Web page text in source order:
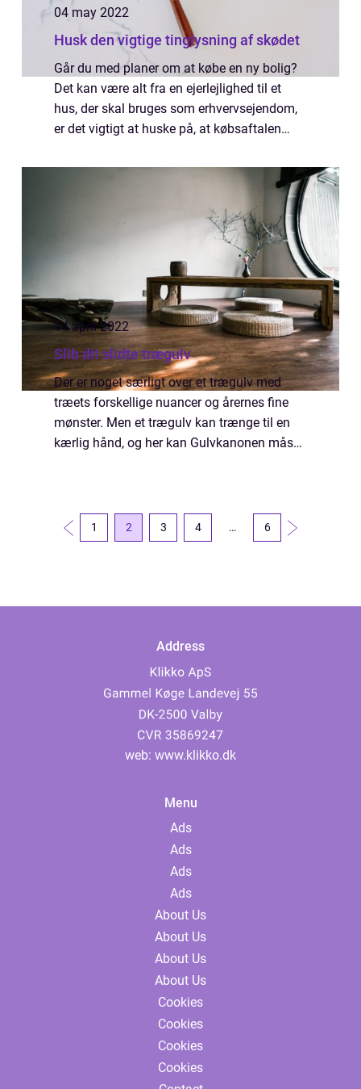
04 may 2022
Husk den vigtige tinglysning af skødet
Går du med planer om at købe en ny bolig?
Det kan være alt fra en ejerlejlighed til et
hus, der skal bruges som erhvervsejendom,
er det vigtigt at huske på, at købsaftalen
tinglyses. Først når skødet er tinglyst ...
14 april 2022
Slib dit slidte trægulv
Der er noget særligt over et trægulv med
træets forskellige nuancer og årernes fine
mønster. Men et trægulv kan trænge til en
kærlig hånd, og her kan Gulvkanonen måske
1 2 3 4 … 6
Address
web: www.klikko.dk
Menu
Ads
Ads
Ads
Ads
About Us
About Us
About Us
About Us
Cookies
Cookies
Cookies
Cookies